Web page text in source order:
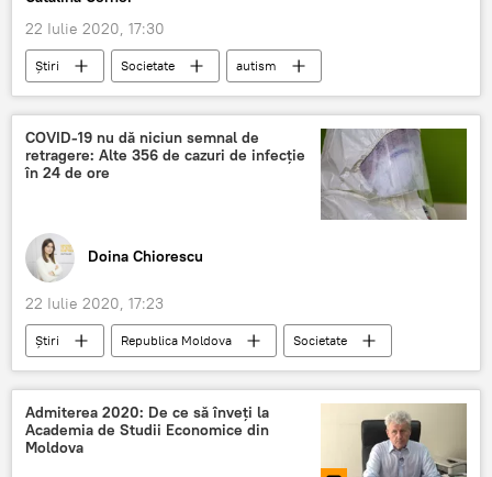
22 Iulie 2020, 17:30
Știri Societate
autism
bolnavi
asigurare
Sănătate
Medicină
COVID-19 nu dă niciun semnal de
retragere: Alte 356 de cazuri de infecție
în 24 de ore
Doina Chiorescu
22 Iulie 2020, 17:23
Știri Republica Moldova
Societate
COVID-19
retragerea cazuri
Admiterea 2020: De ce să înveți la
Academia de Studii Economice din
Moldova